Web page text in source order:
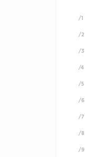
/1
/2
/3
/4
/5
/6
/7
/8
/9